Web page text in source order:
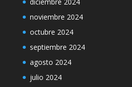
noviembre 2024
octubre 2024
septiembre 2024
agosto 2024
julio 2024